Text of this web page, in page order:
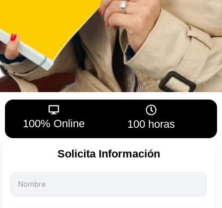
100% Online 100 horas
Solicita Información
Todos
los